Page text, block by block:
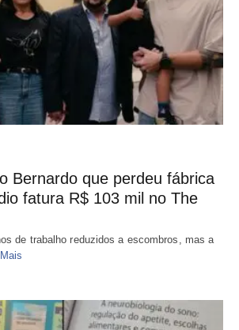
Bernardo que perdeu fábrica
fatura R$ 103 mil no The
de trabalho reduzidos a escombros, mas a